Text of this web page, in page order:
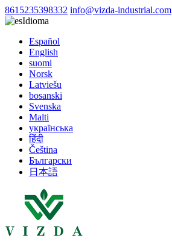
8615235398332 info@vizda-industrial.com
Idioma
Español
English
suomi
Norsk
Latviešu
bosanski
Svenska
Malti
українська
हिंदी
Čeština
Български
日本語